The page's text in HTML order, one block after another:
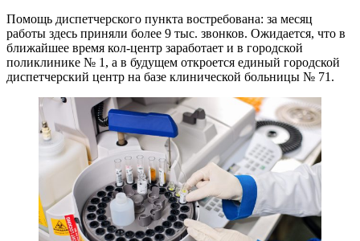
Помощь диспетчерского пункта востребована: за месяц
работы здесь приняли более 9 тыс. звонков. Ожидается, что в
ближайшее время кол-центр заработает и в городской
поликлинике № 1, а в будущем откроется единый городской
диспетчерский центр на базе клинической больницы № 71.